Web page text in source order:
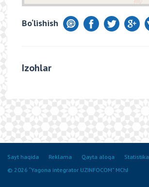
Bo‘lishish
Izohlar
Sayt haqida Reklama Qayta aloqa Statistika
© 2026 “Yagona integrator UZINFOCOM” MChJ